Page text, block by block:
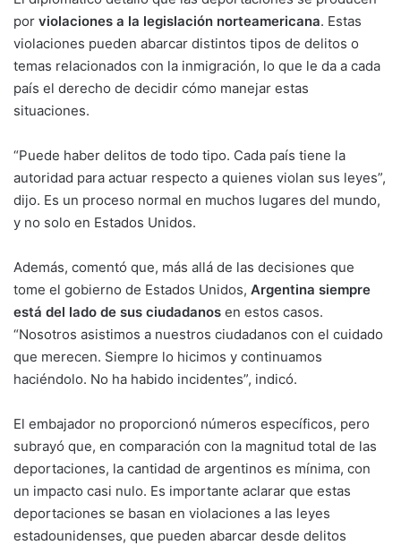
por violaciones a la legislación norteamericana. Estas
violaciones pueden abarcar distintos tipos de delitos o
temas relacionados con la inmigración, lo que le da a cada
país el derecho de decidir cómo manejar estas
situaciones.
“Puede haber delitos de todo tipo. Cada país tiene la
autoridad para actuar respecto a quienes violan sus leyes”,
dijo. Es un proceso normal en muchos lugares del mundo,
y no solo en Estados Unidos.
Además, comentó que, más allá de las decisiones que
tome el gobierno de Estados Unidos, Argentina siempre
está del lado de sus ciudadanos en estos casos.
“Nosotros asistimos a nuestros ciudadanos con el cuidado
que merecen. Siempre lo hicimos y continuamos
haciéndolo. No ha habido incidentes”, indicó.
El embajador no proporcionó números específicos, pero
subrayó que, en comparación con la magnitud total de las
deportaciones, la cantidad de argentinos es mínima, con
un impacto casi nulo. Es importante aclarar que estas
deportaciones se basan en violaciones a las leyes
estadounidenses, que pueden abarcar desde delitos